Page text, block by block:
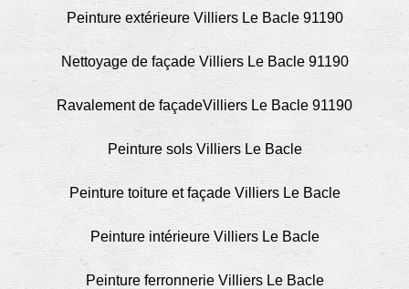
Peinture extérieure Villiers Le Bacle 91190
Nettoyage de façade Villiers Le Bacle 91190
Ravalement de façadeVilliers Le Bacle 91190
Peinture sols Villiers Le Bacle
Peinture toiture et façade Villiers Le Bacle
Peinture intérieure Villiers Le Bacle
Peinture ferronnerie Villiers Le Bacle